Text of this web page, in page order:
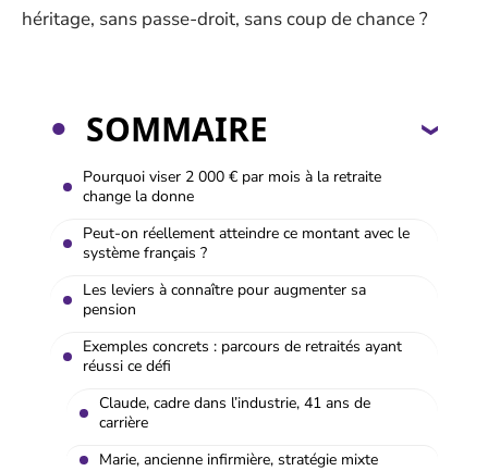
héritage, sans passe-droit, sans coup de chance ?
SOMMAIRE
Pourquoi viser 2 000 € par mois à la retraite
change la donne
Peut-on réellement atteindre ce montant avec le
système français ?
Les leviers à connaître pour augmenter sa
pension
Exemples concrets : parcours de retraités ayant
réussi ce défi
Claude, cadre dans l’industrie, 41 ans de
carrière
Marie, ancienne infirmière, stratégie mixte